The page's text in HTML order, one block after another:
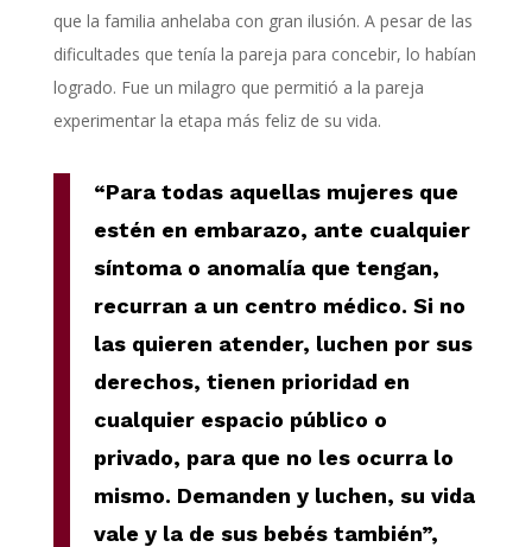
que la familia anhelaba con gran ilusión. A pesar de las
dificultades que tenía la pareja para concebir, lo habían
logrado. Fue un milagro que permitió a la pareja
experimentar la etapa más feliz de su vida.
“Para todas aquellas mujeres que
estén en embarazo, ante cualquier
síntoma o anomalía que tengan,
recurran a un centro médico. Si no
las quieren atender, luchen por sus
derechos, tienen prioridad en
cualquier espacio público o
privado, para que no les ocurra lo
mismo. Demanden y luchen, su vida
vale y la de sus bebés también”,